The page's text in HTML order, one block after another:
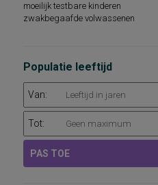
moeilijk testbare kinderen
zwakbegaafde volwassenen
Populatie leeftijd
Van:
Tot:
PAS TOE